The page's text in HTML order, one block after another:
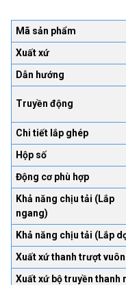
Mã sản phẩm
Xuất xứ
Dẫn hướng
Truyền động
Chi tiết lắp ghép
Hộp số
Động cơ phù hợp
Khả năng chịu tải (Lắp
ngang)
Khả năng chịu tải (Lắp
Xuất xứ thanh trượt
Xuất xứ bộ truyền thanh